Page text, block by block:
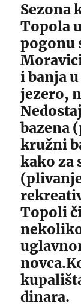
Sezona
Topola
pogonu
i banja
jezero,
bazena
kružni
kako za
Topoli
dinara.